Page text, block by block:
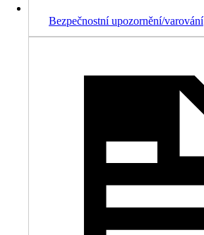
Bezpečnostní upozornění/varování